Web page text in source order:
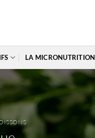
LA MICRONUTRITION